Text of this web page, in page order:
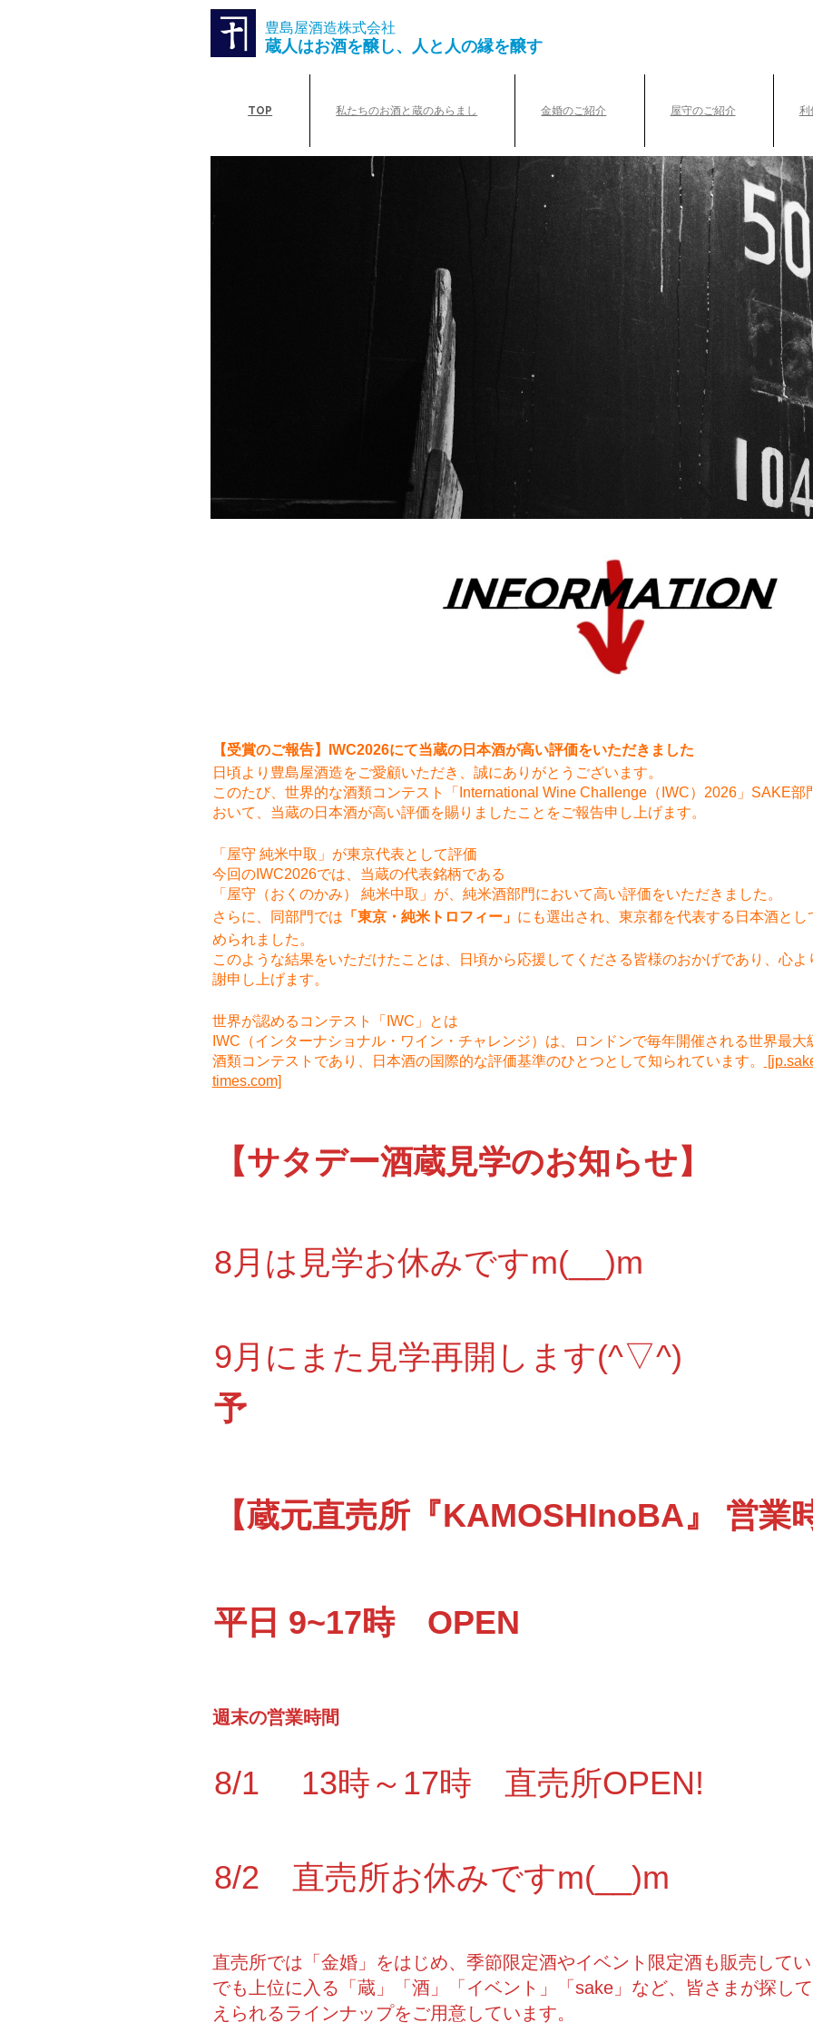
豊島屋酒造株式会社
蔵人はお酒を醸し、人と人の縁を醸す
TOP 私たちのお酒と蔵のあらまし 金婚のご紹介 屋守のご紹介 利
【受賞のご報告】IWC2026にて当蔵の日本酒が高い評価をいただきました
日頃より豊島屋酒造をご愛顧いただき、誠にありがとうございます。
このたび、世界的な酒類コンテスト「International Wine Challenge（IWC）2026」SAKE部
おいて、当蔵の日本酒が高い評価を賜りましたことをご報告申し上げます。
「屋守 純米中取」が東京代表として評価
今回のIWC2026では、当蔵の代表銘柄である
「屋守（おくのかみ） 純米中取」が、純米酒部門において高い評価をいただきました。
さらに、同部門では 「東京・純米トロフィー」 にも選出され、東京都を代表する日本酒とし
められました。
このような結果をいただけたことは、日頃から応援してくださる皆様のおかげであり、心よ
謝申し上げます。
世界が認めるコンテスト「IWC」とは
IWC（インターナショナル・ワイン・チャレンジ）は、ロンドンで毎年開催される世界最大
酒類コンテストであり、日本酒の国際的な評価基準のひとつとして知られています。
times.com]
【サタデー酒蔵見学のお知らせ】
8月は見学お休みですm(__)m
9月にまた見学再開します(^▽^)
予
【蔵元直売所『KAMOSHInoBA』 営業
平日 9~17時 OPEN
週末の営業時間
8/1 13時～17時 直売所OPEN!
8/2 直売所お休みですm(__)m
直売所では「金婚」をはじめ、季節限定酒やイベント限定酒も販売して
でも上位に入る「蔵」「酒」「イベント」「sake」など、皆さまが探し
えられるラインナップをご用意しています。